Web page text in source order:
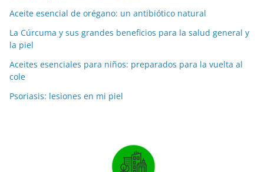
Aceite esencial de orégano: un antibiótico natural
La Cúrcuma y sus grandes beneficios para la salud general y
la piel
Aceites esenciales para niños: preparados para la vuelta al
cole
Psoriasis: lesiones en mi piel